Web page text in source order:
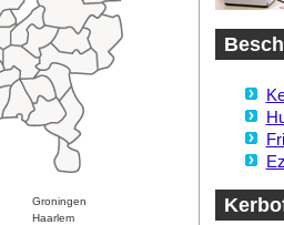
Groningen
Haarlem